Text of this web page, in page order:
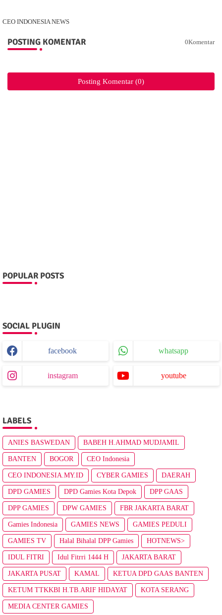
CEO INDONESIA NEWS
POSTING KOMENTAR 0Komentar
Posting Komentar (0)
POPULAR POSTS
SOCIAL PLUGIN
facebook whatsapp
instagram youtube
LABELS
ANIES BASWEDAN BABEH H.AHMAD MUDJAMIL
BANTEN BOGOR CEO Indonesia
CEO INDONESIA.MY.ID CYBER GAMIES DAERAH
DPD GAMIES DPD Gamies Kota Depok DPP GAAS
DPP GAMIES DPW GAMIES FBR JAKARTA BARAT
Gamies Indonesia GAMIES NEWS GAMIES PEDULI
GAMIES TV Halal Bihalal DPP Gamies HOTNEWS>
IDUL FITRI Idul Fitrri 1444 H JAKARTA BARAT
JAKARTA PUSAT KAMAL KETUA DPD GAAS BANTEN
KETUM TTKKBI H.TB.ARIF HIDAYAT KOTA SERANG
MEDIA CENTER GAMIES